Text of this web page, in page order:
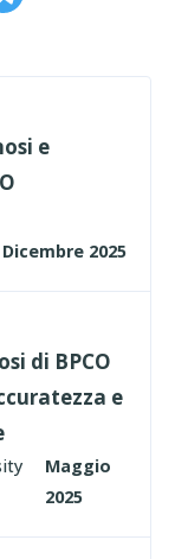
e
Dicembre 2025
di BPCO
e
Maggio
2025